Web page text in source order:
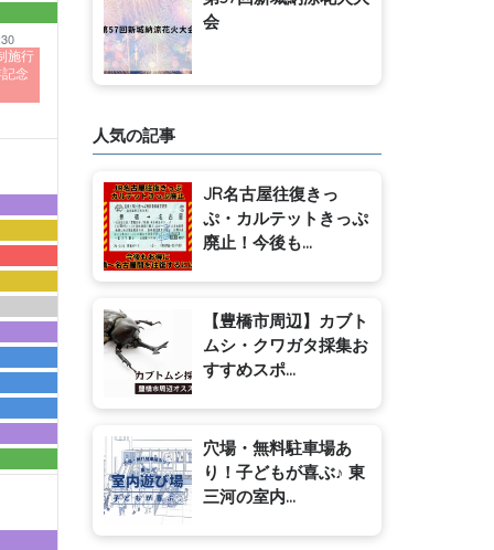
施行
念
会
人気の記事
JR名古屋往復きっ
ぷ・カルテットきっぷ
廃止！今後も...
【豊橋市周辺】カブト
ムシ・クワガタ採集お
すすめスポ...
穴場・無料駐車場あ
り！子どもが喜ぶ♪ 東
三河の室内...